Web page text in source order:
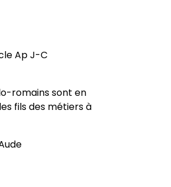
Ap J-C
romains sont en
fils des métiers à